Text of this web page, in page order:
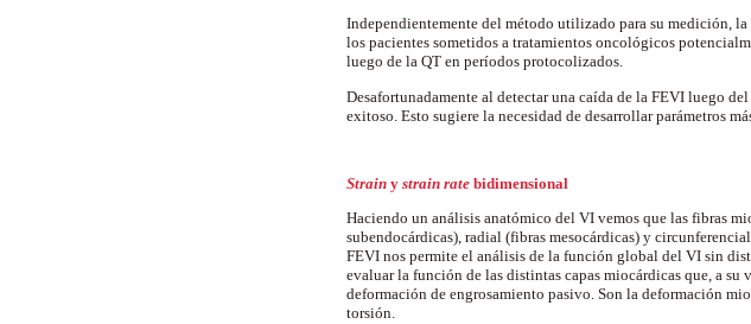
Independientemente del método utilizado para su medición,
los pacientes sometidos a tratamientos oncológicos
luego de la QT en períodos protocolizados.
Desafortunadamente al detectar una caída de la FEVI luego
exitoso. Esto sugiere la necesidad de desarrollar parámetros
Strain y strain rate bidimensional
Haciendo un análisis anatómico del VI vemos que las fibras
subendocárdicas), radial (fibras mesocárdicas) y
FEVI nos permite el análisis de la función global del VI sin
evaluar la función de las distintas capas miocárdicas que, a
deformación de engrosamiento pasivo. Son la deformación
torsión.